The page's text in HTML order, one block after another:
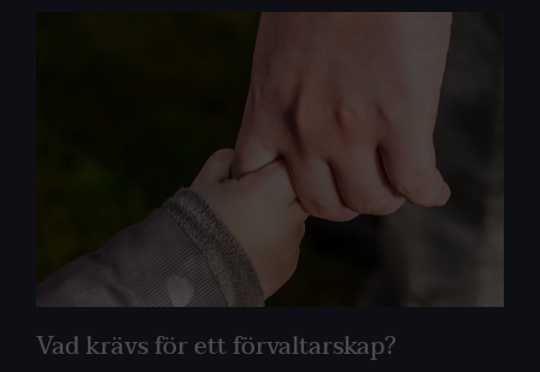
Vad krävs för ett förvaltarskap?